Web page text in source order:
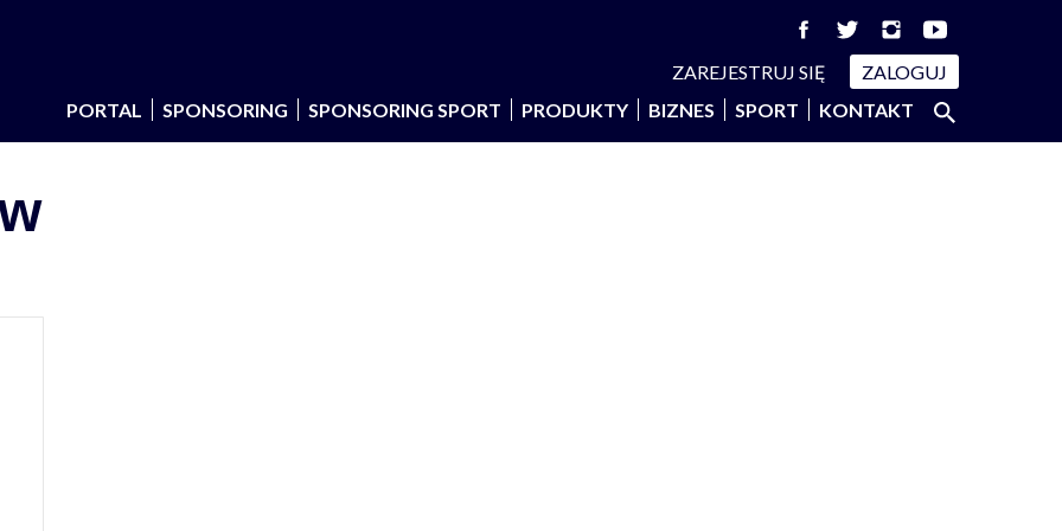
ZAREJESTRUJ SIĘ
ZALOGUJ
PORTAL
SPONSORING SPONSORING SPORT PRODUKTY BIZNES SPORT KONTAKT Szukaj:
SZUKAJ